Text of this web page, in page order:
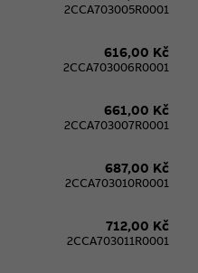
2CCA703005R0001
616,00 Kč
2CCA703006R0001
661,00 Kč
2CCA703007R0001
687,00 Kč
2CCA703010R0001
712,00 Kč
2CCA703011R0001